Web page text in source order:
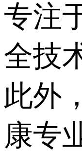
专注
全技
此外
康专